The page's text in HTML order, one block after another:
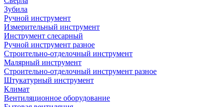
Зубила
Ручной инструмент
Измерительный инструмент
Инструмент слесарный
Ручной инструмент разное
Строительно-отделочный инструмент
Малярный инструмент
Строительно-отделочный инструмент разное
Штукатурный инструмент
Климат
Вентиляционное оборудование